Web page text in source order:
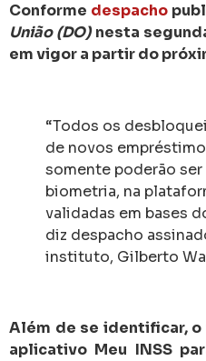
Conforme despacho
União (DO)nesta
em vigor a partir do
“Todos os
de novos
somente poderão
biometria, na
validadas em bases
diz despacho
instituto, Gilberto
Além de se identificar,
aplicativo Meu INSS